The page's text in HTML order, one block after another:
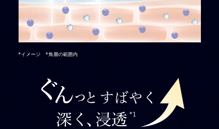
*イメージ *角層の範囲内